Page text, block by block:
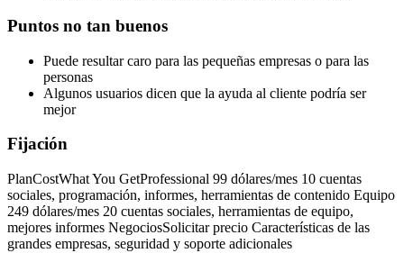
Puntos no tan buenos
Puede resultar caro para las pequeñas empresas o para las
personas
Algunos usuarios dicen que la ayuda al cliente podría ser
mejor
Fijación
PlanCostWhat You GetProfessional 99 dólares/mes 10 cuentas
sociales, programación, informes, herramientas de contenido Equipo
249 dólares/mes 20 cuentas sociales, herramientas de equipo,
mejores informes NegociosSolicitar precio Características de las
grandes empresas, seguridad y soporte adicionales